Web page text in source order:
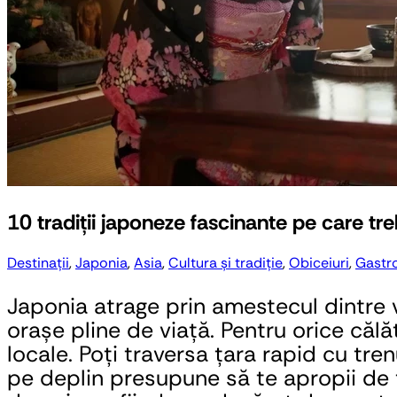
10 tradiții japoneze fascinante pe care
Destinații,Japonia,Asia,Cultura și tradiție,Obiceiuri,
Japonia atrage prin amestecul
orașe pline de viață. Pentru orice
locale. Poți traversa țara rapid cu
pe deplin presupune să te apropii